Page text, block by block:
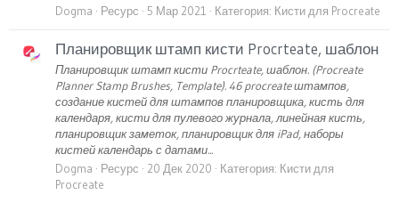
Dogma
Ресурс 5 Мар 2021 Категория: Кисти для Procreate
Планировщик штамп кисти Procrteate, шаблон
Планировщик штамп кисти Procrteate, шаблон. (Procreate
Planner Stamp Brushes, Template). 46 procreate штампов,
создание кистей для штампов планировщика, кисть для
календаря, кисти для пулевого журнала, линейная кисть,
планировщик заметок, планировщик для iPad, наборы
кистей календарь с датами...
Dogma
Ресурс 20 Дек 2020 Категория: Кисти для
Procreate